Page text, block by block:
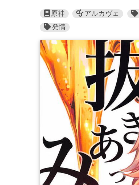
原神 アルカヴェ
発情